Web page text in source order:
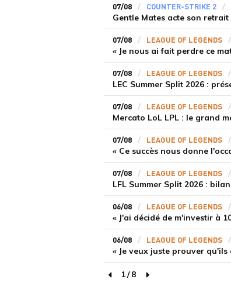
07/08 COUNTER-STRIKE 2
07/08 LEAGUE OF LEGENDS
07/08 LEAGUE OF LEGENDS
07/08 LEAGUE OF LEGENDS
07/08 LEAGUE OF LEGENDS
07/08 LEAGUE OF LEGENDS
06/08 LEAGUE OF LEGENDS
06/08 LEAGUE OF LEGENDS
page précédente
1/8
page suivante